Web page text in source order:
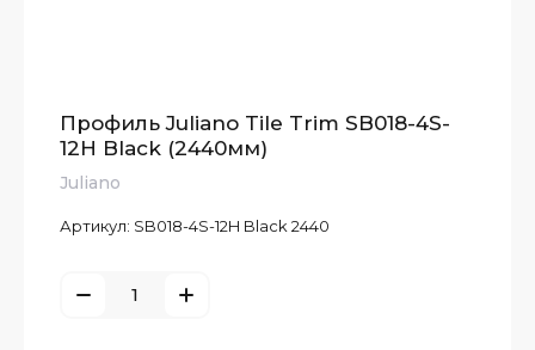
Профиль Juliano Tile Trim SB018-4S-
12H Black (2440мм)
Juliano
Артикул: SB018-4S-12H Black 2440